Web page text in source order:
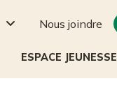
ESPACE JEUNESSE
 Nous joindre